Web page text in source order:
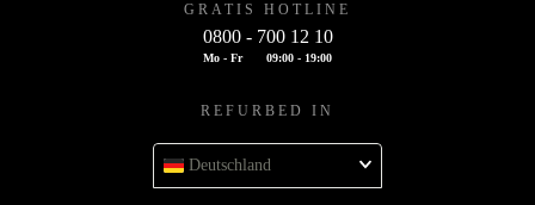
GRATIS HOTLINE
0800 - 700 12 10
Mo - Fr 09:00 - 19:00
REFURBED IN
Deutschland